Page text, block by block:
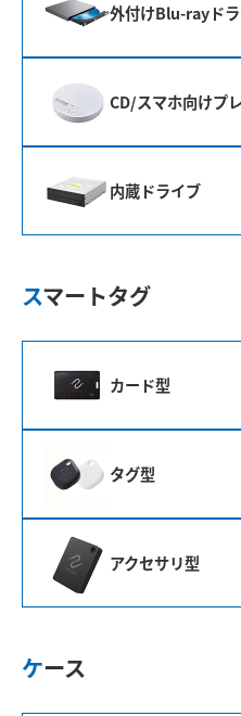
外付けBlu-rayド
CD/スマホ向けプ
内蔵ドライブ
スマートタグ
カード型
タグ型
アクセサリ型
ケース